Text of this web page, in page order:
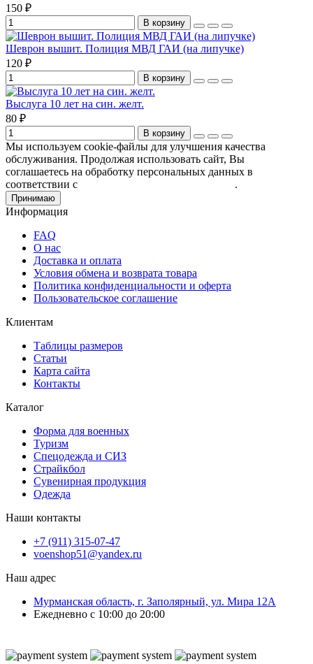
150 ₽
В корзину
Шеврон вышит. Полиция МВД ГАИ (на липучке)
120 ₽
В корзину
Выслуга 10 лет на син. желт.
80 ₽
В корзину
Мы используем cookie-файлы для улучшения качества
обслуживания. Продолжая использовать сайт, Вы
соглашаетесь на обработку персональных данных в
соответствии с
.
Принимаю
Информация
FAQ
О нас
Доставка и оплата
Условия обмена и возврата товара
Политика конфиденциальности и оферта
Пользовательское соглашение
Клиентам
Таблицы размеров
Статьи
Карта сайта
Контакты
Каталог
Форма для военных
Туризм
Спецодежда и СИЗ
Страйкбол
Сувенирная продукция
Одежда
Наши контакты
+7 (911) 315-07-47
voenshop51@yandex.ru
Наш адрес
Мурманская область, г. Заполярный, ул. Мира 12А
Ежедневно с 10:00 до 20:00